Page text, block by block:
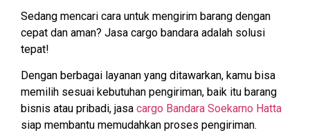
Sedang mencari cara untuk mengirim barang dengan
cepat dan aman? Jasa cargo bandara adalah solusi
tepat!
Dengan berbagai layanan yang ditawarkan, kamu bisa
memilih sesuai kebutuhan pengiriman, baik itu barang
bisnis atau pribadi, jasa cargo Bandara Soekarno Hatta
siap membantu memudahkan proses pengiriman.